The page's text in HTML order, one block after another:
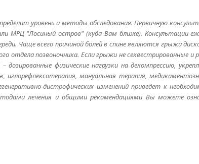
уровень и методы обследования. Первичную
МРЦ "Лосиный остров" (куда Вам ближе). Консультации
Чаще всего причиной болей в спине являются грыжи
отдела позвоночника. Если грыжи не секвестрированные
дозированные физические нагрузки на декомпрессию,
мануальная терапия,
дистрофических изменений приведет к
лечения и общими рекомендациями Вы можете